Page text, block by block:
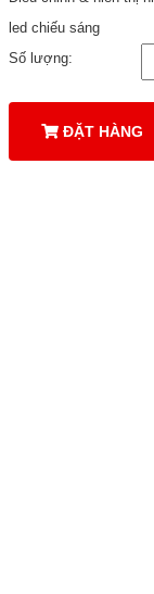
led chiếu sáng
Số lượng:
ĐẶT HÀNG